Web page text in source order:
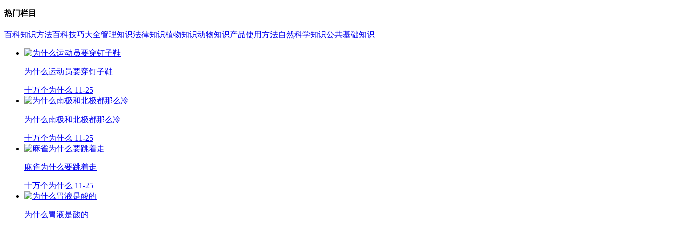
热门栏目
百科知识方法百科技巧大全管理知识法律知识植物知识动物知识产品使用方法自然科学知识公共基础知识
为什么运动员要穿钉子鞋
十万个为什么 11-25
为什么南极和北极都那么冷
十万个为什么 11-25
麻雀为什么要跳着走
十万个为什么 11-25
为什么胃液是酸的